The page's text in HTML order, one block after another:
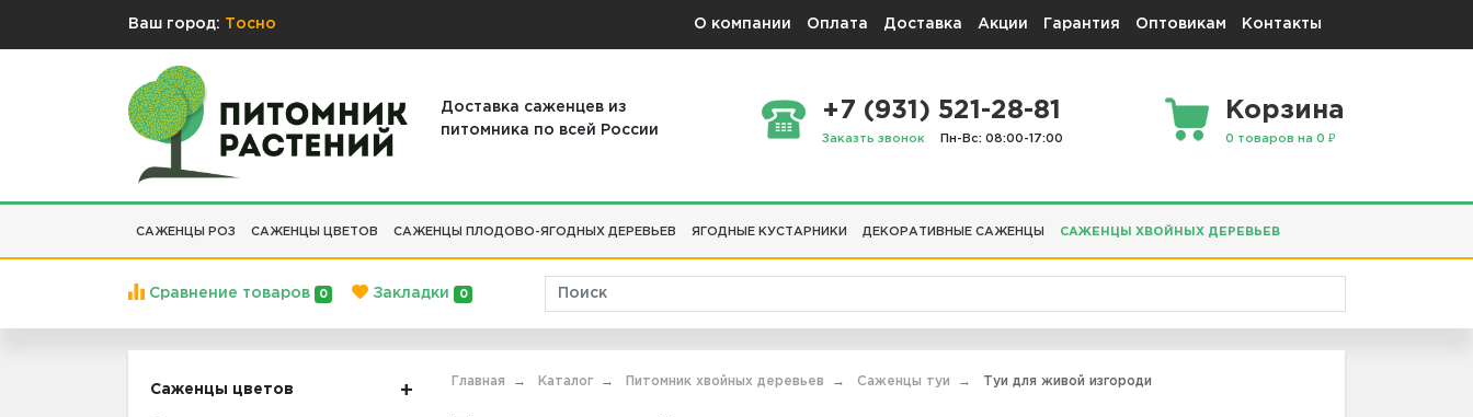
Ваш город: Тосно О компании Оплата Доставка Акции Гарантия Оптовикам Контакты
Доставка саженцев из
питомника по всей России
+7 (931) 521-28-81
Заказть звонок Пн-Вс: 08:00-17:00
Корзина
0 товаров на 0 ₽
САЖЕНЦЫ РОЗ САЖЕНЦЫ ЦВЕТОВ САЖЕНЦЫ ПЛОДОВО-ЯГОДНЫХ ДЕРЕВЬЕВ ЯГОДНЫЕ КУСТАРНИКИ ДЕКОРАТИВНЫЕ САЖЕНЦЫ САЖЕНЦЫ ХВОЙНЫХ ДЕРЕВЬЕВ
Сравнение товаров 0 Закладки 0
Саженцы цветов
Главная Каталог Питомник хвойных деревьев Саженцы туи Туи для живой изгороди